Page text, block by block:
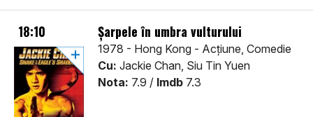
18:10 Şarpele în umbra vulturului
1978 - Hong Kong - Acţiune, Comedie
Cu: Jackie Chan, Siu Tin Yuen
Nota: 7.9 / Imdb 7.3